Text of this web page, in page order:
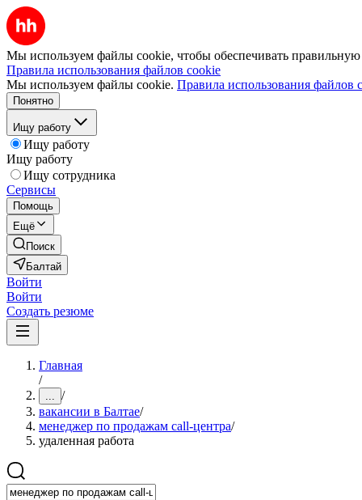
Мы используем файлы cookie, чтобы обеспечивать правильную
Правила использования файлов cookie
Мы используем файлы cookie. Правила использования файлов
Понятно
Ищу работу
Ищу работу
Ищу работу
Ищу сотрудника
Сервисы
Помощь
Ещё
Поиск
Балтай
Войти
Войти
Создать резюме
Главная
/
... /
вакансии в Балтае/
менеджер по продажам call-центра/
удаленная работа